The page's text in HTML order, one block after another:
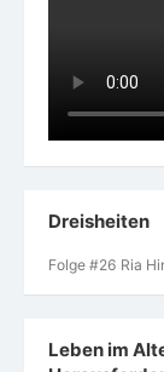
Dreisheiten
Folge #26 Ria
Leben im